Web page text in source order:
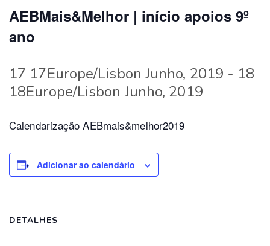
AEBMais&Melhor | início apoios 9º
ano
17 17Europe/Lisbon Junho, 2019 - 18
18Europe/Lisbon Junho, 2019
Calendarização AEBmais&melhor2019
Adicionar ao calendário
DETALHES